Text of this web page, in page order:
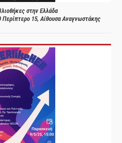
στην Ελλάδα
15, Αίθουσα Αναγνωστάκης